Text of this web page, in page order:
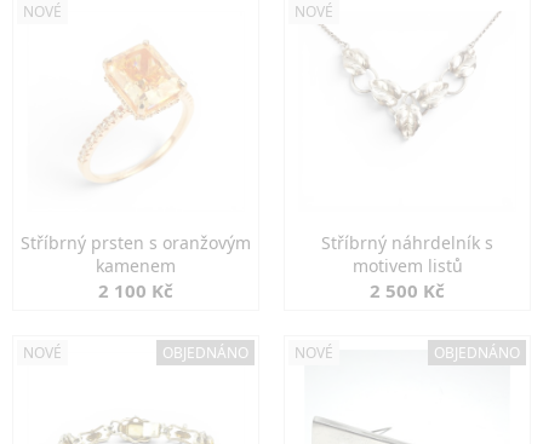
NOVÉ
Stříbrný prsten s oranžovým
kamenem
2 100 Kč
NOVÉ
Stříbrný náhrdelník s
motivem listů
2 500 Kč
NOVÉ OBJEDNÁNO NOVÉ OBJEDNÁNO